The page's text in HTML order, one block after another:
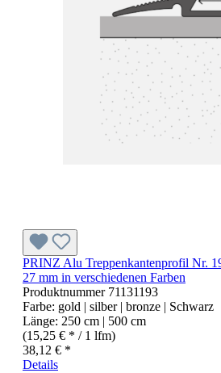
PRINZ Alu Treppenkantenprofil Nr.
27 mm in verschiedenen Farben
Produktnummer 71131193
Farbe: gold | silber | bronze | Schwarz
Länge: 250 cm | 500 cm
(15,25 € * / 1 lfm)
38,12 € *
Details